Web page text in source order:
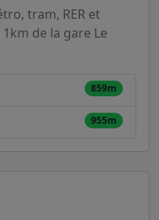
tram, RER et
de la gare Le
859m
955m